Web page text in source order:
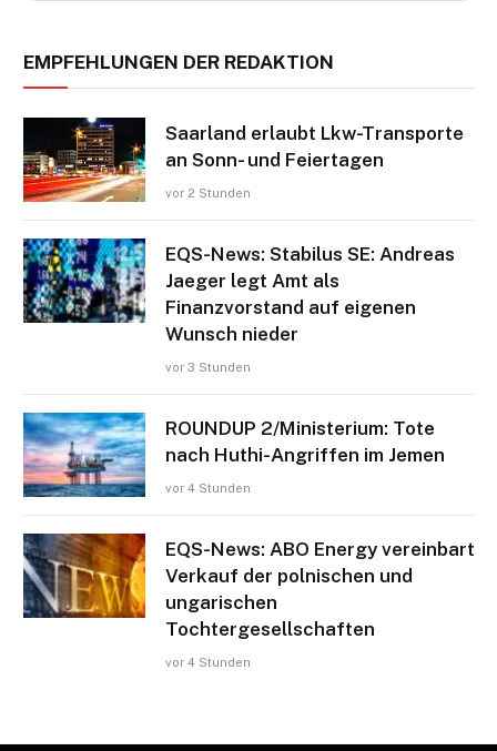
EMPFEHLUNGEN DER REDAKTION
Saarland erlaubt Lkw-Transporte
an Sonn- und Feiertagen
vor 2 Stunden
EQS-News: Stabilus SE: Andreas
Jaeger legt Amt als
Finanzvorstand auf eigenen
Wunsch nieder
vor 3 Stunden
ROUNDUP 2/Ministerium: Tote
nach Huthi-Angriffen im Jemen
vor 4 Stunden
EQS-News: ABO Energy vereinbart
Verkauf der polnischen und
ungarischen
Tochtergesellschaften
vor 4 Stunden